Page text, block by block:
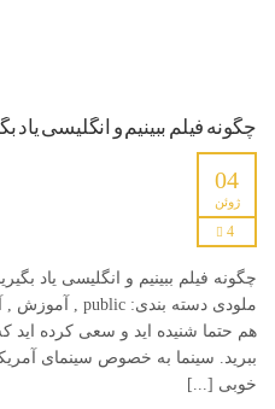
چگونه فیلم ببینیم و انگلیسی یاد
04
ژوئن
4
هم حتما شنیده اید و سعی کرده اید
ببرید. سینما به خصوص سینمای
خوبی [...]